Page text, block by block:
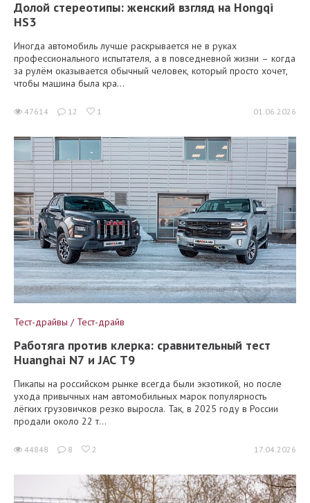
Долой стереотипы: женский взгляд на Hongqi
HS3
Иногда автомобиль лучше раскрывается не в руках
профессионального испытателя, а в повседневной жизни – когда
за рулём оказывается обычный человек, который просто хочет,
чтобы машина была кра...
47614 12 1 01.06.2026
Тест-драйвы / Тест-драйв
Работяга против клерка: сравнительный тест
Huanghai N7 и JAC T9
Пикапы на российском рынке всегда были экзотикой, но после
ухода привычных нам автомобильных марок популярность
лёгких грузовичков резко выросла. Так, в 2025 году в России
продали около 22 т...
44848 8 2 17.04.2026